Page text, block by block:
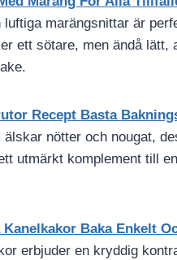
luftiga marängsnittar är
ett sötare, men ändå lätt,
Recept Basta
älskar nötter och nougat,
utmärkt komplement till
Baka Enkelt
erbjuder en kryddig